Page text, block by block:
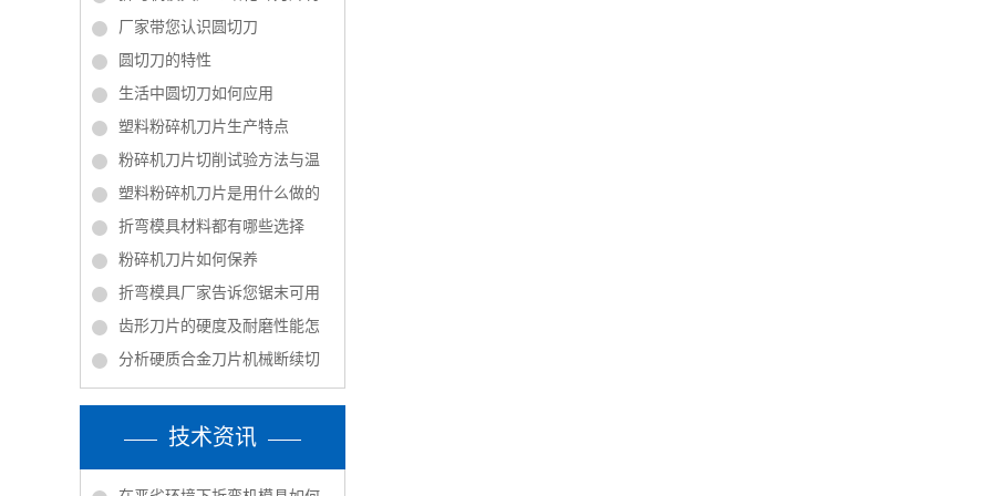
厂家带您认识圆切刀
圆切刀的特性
生活中圆切刀如何应用
塑料粉碎机刀片生产特点
粉碎机刀片切削试验方法与温
塑料粉碎机刀片是用什么做的
折弯模具材料都有哪些选择
粉碎机刀片如何保养
折弯模具厂家告诉您锯末可用
齿形刀片的硬度及耐磨性能怎
分析硬质合金刀片机械断续切
技术资讯